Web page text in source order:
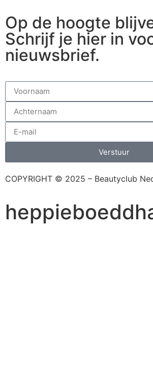
Op de hoogte
Schrijf je hier in
nieuwsbrief.
Verstuur
COPYRIGHT © 2025 – Beautyclub